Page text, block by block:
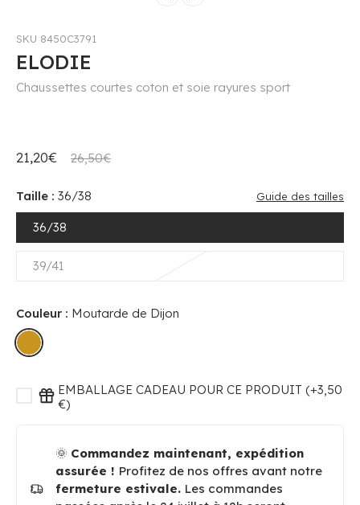
SKU 8450C3791
ELODIE
Chaussettes courtes coton et soie rayures sport
21,20€ 26,50€
Taille : 36/38 Guide des tailles
36/38
39/41
Couleur : Moutarde de Dijon
EMBALLAGE CADEAU POUR CE PRODUIT (+3,50
€)
🌞 Commandez maintenant, expédition
assurée ! Profitez de nos offres avant notre
fermeture estivale. Les commandes